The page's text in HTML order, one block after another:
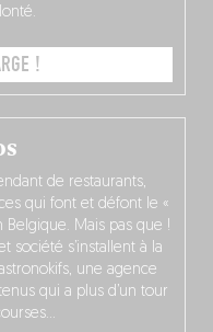
de restaurants,
qui font et défont le «
Belgique. Mais pas que !
société s’installent à la
une agence
qui a plus d’un tour
!